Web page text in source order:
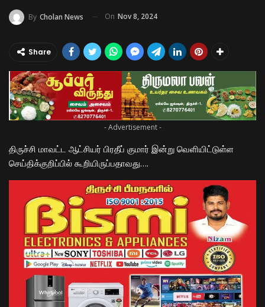
By Cholan News On Nov 8, 2024
Share
- Advertisement -
திருச்சி மாவட்ட ஆட்சியர் பிரதீப் குமார் இன்று வெளியிட்டுள்ள
செய்திக்குறிப்பில் கூறியிருப்பதாவது….